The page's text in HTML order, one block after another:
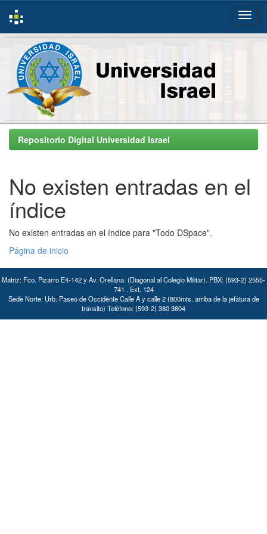
Skip
navigationRepositorio Digital Universidad Israel
No existen entradas en el
índice
No existen entradas en el índice para "Todo DSpace".
Página de inicio
Matriz: Fco. Pizarro E4-142 y Av. Orellana. (Diagonal al Colegio Militar). PBX: (593-2) 2555-
741 . Ext. 124
Sede Norte: Urb. Paseo de Occidente Calle A y calle 2 (800mts. arriba de la jefatura de
tránsito) Teléfono: (593-2) 380 3804